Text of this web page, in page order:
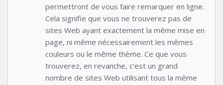
permettront de vous faire remarquer en ligne.
Cela signifie que vous ne trouverez pas de
sites Web ayant exactement la même mise en
page, ni même nécessairement les mêmes
couleurs ou le même thème. Ce que vous
trouverez, en revanche, c’est un grand
nombre de sites Web utilisant tous la même